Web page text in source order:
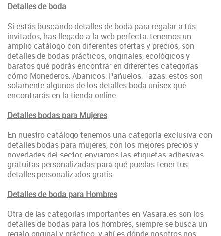
Detalles de boda
Si estás buscando detalles de boda para regalar a tús
invitados, has llegado a la web perfecta, tenemos un
amplio catálogo con diferentes ofertas y precios, son
detalles de bodas prácticos, originales, ecológicos y
baratos qué podrás encontrar en diferentes categorías
cómo Monederos, Abanicos, Pañuelos, Tazas, estos son
solamente algunos de los detalles boda unisex qué
encontrarás en la tienda online
Detalles bodas para Mujeres
En nuestro catálogo tenemos una categoría exclusiva con
detalles bodas para mujeres, con los mejores precios y
novedades del sector, enviamos las etiquetas adhesivas
gratuitas personalizadas para qué puedas tener tus
detalles personalizados gratis
Detalles de boda para Hombres
Otra de las categorías importantes en Vasara.es son los
detalles de bodas para los hombres, siempre se busca un
regalo original y práctico, y ahí es dónde nosotros nos